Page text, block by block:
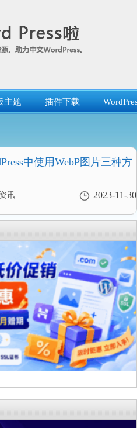
主题 插件下载
中使用WebP图片三种方
2023-11-30
讯